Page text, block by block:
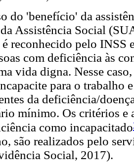
do 'benefício' da
Assistência Social
reconhecido pelo INSS
com deficiência às
vida digna. Nesse
para o trabalho
da deficiência/
mínimo. Os critérios e
como incapacitado
são realizados pelo
Social, 2017).